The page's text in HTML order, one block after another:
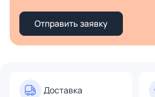
Отправить заявку
Доставка